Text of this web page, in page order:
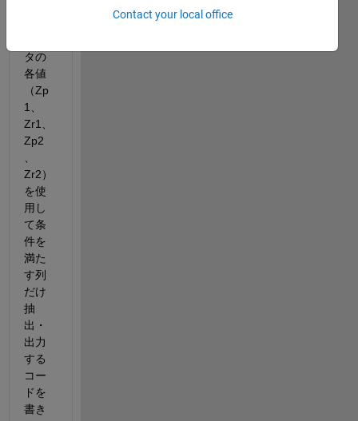
タの
各値
（Zp
1、
Zr1、
Zp2
Zr2）
を使
用し
て条
件を
満た
す列
だけ
抽
出・
出力
する
コー
ドを
書き
Contact your local office